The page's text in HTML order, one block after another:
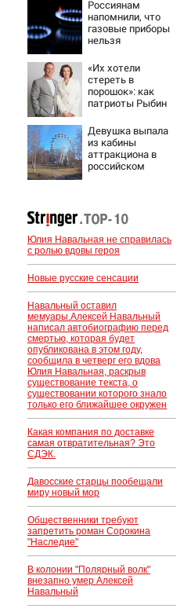
Россиянам
напомнили, что
газовые приборы
нельзя
самостоятельно
«Их хотели
стереть в
порошок»: как
патриоты Рыбин
бросили вызов
«гнилому шоу-
бизу»
Девушка выпала
из кабины
аттракциона в
российском
Юлия Навальная не справилась
с ролью вдовы героя
Новые русские сенсации
Навальный оставил
мемуары.Алексей Навальный
написал автобиографию перед
смертью, которая будет
опубликована в этом году,
сообщила в четверг его вдова
Юлия Навальная, раскрыв
существование текста, о
существовании которого знало
только его ближайшее окружен
Какая компания по доставке
самая отвратительная? Это
СДЭК.
Давосские старцы пообещали
миру новый мор
Общественники требуют
запретить роман Сорокина
"Наследие"
В колонии "Полярный волк"
внезапно умер Алексей
Навальный